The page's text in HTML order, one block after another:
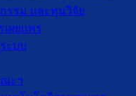
รรม และทุนวิจัย
ผยแพร่
ะบบ
ะฯ